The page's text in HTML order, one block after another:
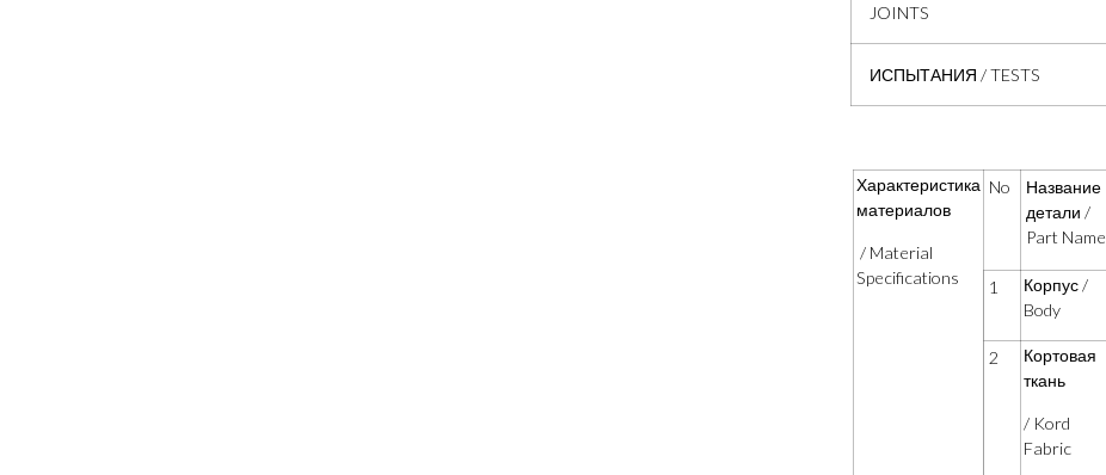
JOINTS
ИСПЫТАНИЯ / TESTS
Характеристика
материалов
/ Material
Specifications
No
Название
детали /
Part Name
1
Корпус /
Body
2
Кортовая
ткань
/ Kord
Fabric